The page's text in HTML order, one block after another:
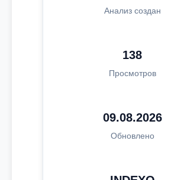
Анализ создан
138
Просмотров
09.08.2026
Обновлено